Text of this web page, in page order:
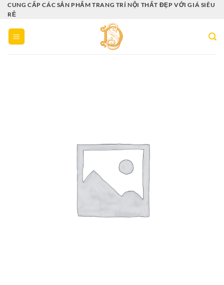
Bỏ
qua
nội
dung
CUNG CẤP CÁC SẢN PHẨM TRANG TRÍ NỘI THẤT ĐẸP VỚI GIÁ SIÊU
RẺ